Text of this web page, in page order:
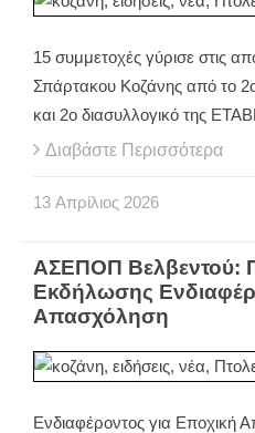
15 συμμετοχές γύρισε στις
Σπάρτακου Κοζάνης από το
και 2ο διασυλλογικό της
Διαβάστε Περισσότερα
13 Απρίλιος 2026
ΑΣΕΠΟΠ Βελβεντού:
Εκδήλωσης
Απασχόληση
Ενδιαφέροντος για Εποχική